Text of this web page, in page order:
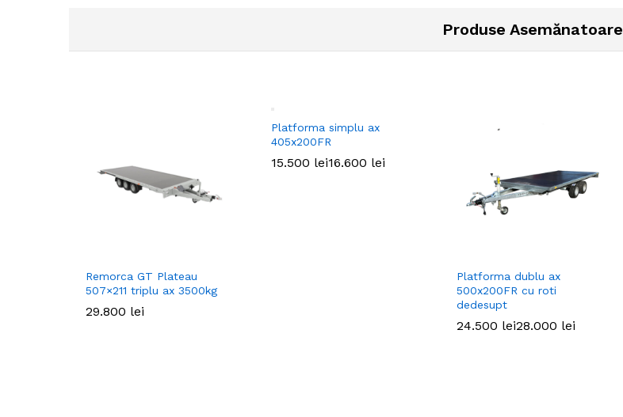
Produse Asemănatoare
Remorca GT Plateau
507×211 triplu ax 3500kg
29.800 lei
29.800 lei
Platforma simplu ax
405x200FR
15.500 lei16.600 lei
15.500 lei16.600 lei
Platforma dublu ax
500x200FR cu roti
dedesupt
24.500 lei28.000 lei
24.500 lei28.000 lei